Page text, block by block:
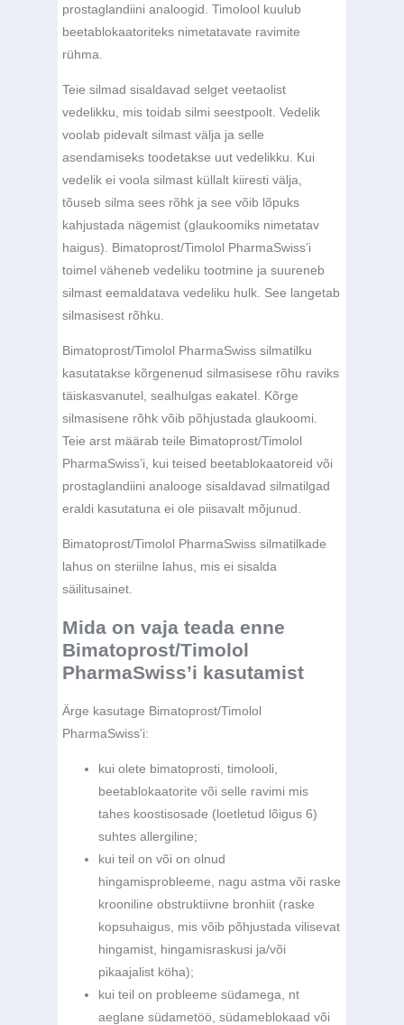
prostaglandiini analoogid. Timolool kuulub
beetablokaatoriteks nimetatavate ravimite
rühma.
Teie silmad sisaldavad selget veetaolist
vedelikku, mis toidab silmi seestpoolt. Vedelik
voolab pidevalt silmast välja ja selle
asendamiseks toodetakse uut vedelikku. Kui
vedelik ei voola silmast küllalt kiiresti välja,
tõuseb silma sees rõhk ja see võib lõpuks
kahjustada nägemist (glaukoomiks nimetatav
haigus). Bimatoprost/Timolol PharmaSwiss’i
toimel väheneb vedeliku tootmine ja suureneb
silmast eemaldatava vedeliku hulk. See langetab
silmasisest rõhku.
Bimatoprost/Timolol PharmaSwiss silmatilku
kasutatakse kõrgenenud silmasisese rõhu raviks
täiskasvanutel, sealhulgas eakatel. Kõrge
silmasisene rõhk võib põhjustada glaukoomi.
Teie arst määrab teile Bimatoprost/Timolol
PharmaSwiss’i, kui teised beetablokaatoreid või
prostaglandiini analooge sisaldavad silmatilgad
eraldi kasutatuna ei ole piisavalt mõjunud.
Bimatoprost/Timolol PharmaSwiss silmatilkade
lahus on steriilne lahus, mis ei sisalda
säilitusainet.
Mida on vaja teada enne
Bimatoprost/Timolol
PharmaSwiss’i kasutamist
Ärge kasutage Bimatoprost/Timolol
PharmaSwiss’i:
kui olete bimatoprosti, timolooli,
beetablokaatorite või selle ravimi mis
tahes koostisosade (loetletud lõigus 6)
suhtes allergiline;
kui teil on või on olnud
hingamisprobleeme, nagu astma või raske
krooniline obstruktiivne bronhiit (raske
kopsuhaigus, mis võib põhjustada vilisevat
hingamist, hingamisraskusi ja/või
pikaajalist köha);
kui teil on probleeme südamega, nt
aeglane südametöö, südameblokaad või